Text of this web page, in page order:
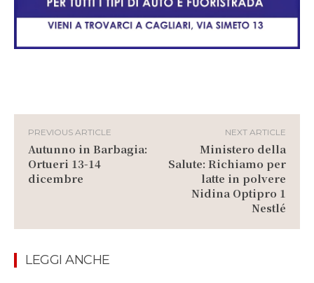
PREVIOUS ARTICLE
Autunno in Barbagia:
Ortueri 13-14
dicembre
NEXT ARTICLE
Ministero della
Salute: Richiamo per
latte in polvere
Nidina Optipro 1
Nestlé
LEGGI ANCHE